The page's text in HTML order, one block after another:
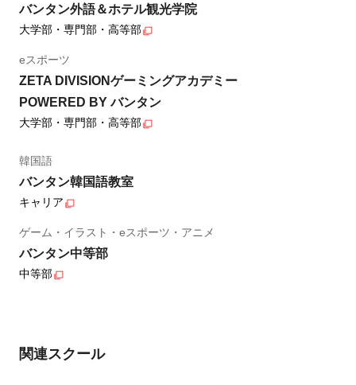
バンタン外語＆ホテル観光学院
大学部・専門部・高等部
eスポーツ
ZETA DIVISIONゲーミングアカデミー
POWERED BY バンタン
大学部・専門部・高等部
韓国語
バンタン韓国語教室
キャリア
ゲーム・イラスト・eスポーツ・アニメ
バンタン中等部
中等部
関連スクール